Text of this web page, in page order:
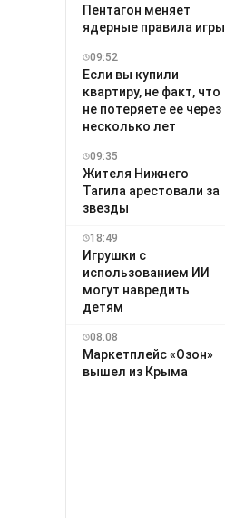
Пентагон меняет
ядерные правила игры
09:52
Если вы купили
квартиру, не факт, что
не потеряете ее через
несколько лет
09:35
Жителя Нижнего
Тагила арестовали за
звезды
18:49
Игрушки с
использованием ИИ
могут навредить
детям
08.08
Маркетплейс «Озон»
вышел из Крыма